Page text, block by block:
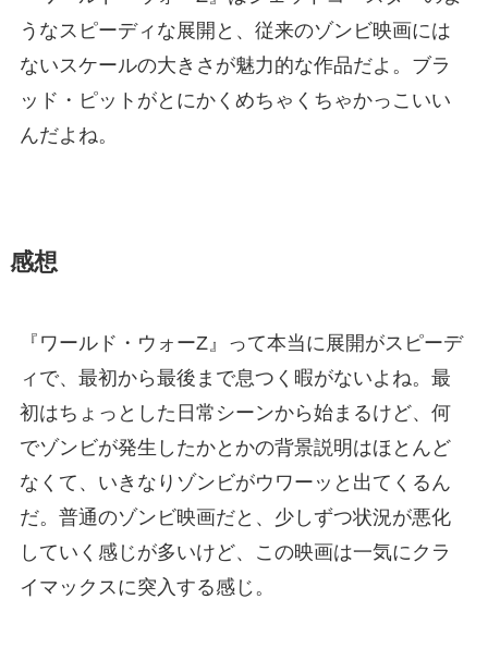
うなスピーディな展開と、従来のゾンビ映画には
ないスケールの大きさが魅力的な作品だよ。ブラ
ッド・ピットがとにかくめちゃくちゃかっこいい
んだよね。
感想
『ワールド・ウォーZ』って本当に展開がスピーデ
ィで、最初から最後まで息つく暇がないよね。最
初はちょっとした日常シーンから始まるけど、何
でゾンビが発生したかとかの背景説明はほとんど
なくて、いきなりゾンビがウワーッと出てくるん
だ。普通のゾンビ映画だと、少しずつ状況が悪化
していく感じが多いけど、この映画は一気にクラ
イマックスに突入する感じ。